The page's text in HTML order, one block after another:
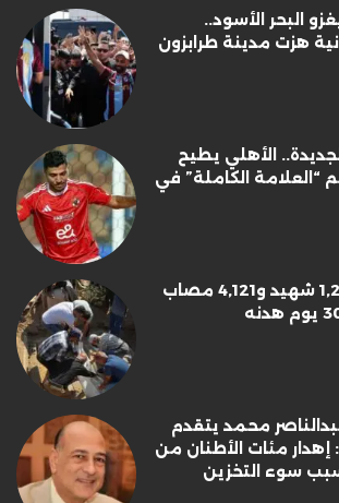
البحر الأسود..
هزت مدينة طرابزون
الأهلي يطيح
“العلامة الكاملة” في
العالم يشاهد: 1,254 شهيد و4,121 مصاب
محمد يتقدم
إهدار مئات الأطنان من
سوء التخزين